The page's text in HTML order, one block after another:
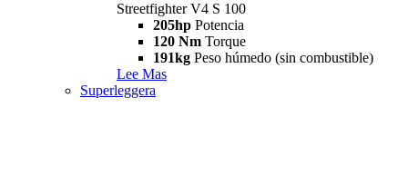
Streetfighter V4 S 100
205hp Potencia
120 Nm Torque
191kg Peso húmedo (sin combustible)
Lee Mas
Superleggera